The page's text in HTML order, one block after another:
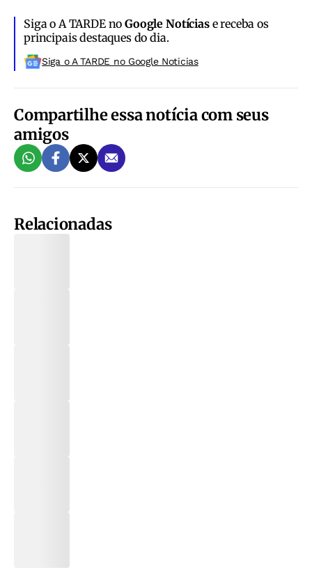
Siga o A TARDE noGoogle Notíciase receba os
principais destaques do dia.
Siga o A TARDE no Google Noticias
Compartilhe essa notícia com seus
amigos
Relacionadas